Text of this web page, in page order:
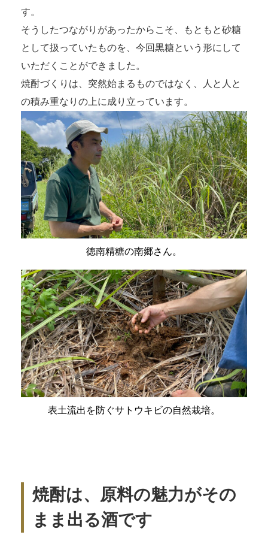
す。
そうしたつながりがあったからこそ、もともと砂糖
として扱っていたものを、今回黒糖という形にして
いただくことができました。
焼酎づくりは、突然始まるものではなく、人と人と
の積み重なりの上に成り立っています。
徳南精糖の南郷さん。
表土流出を防ぐサトウキビの自然栽培。
焼酎は、原料の魅力がその
まま出る酒です